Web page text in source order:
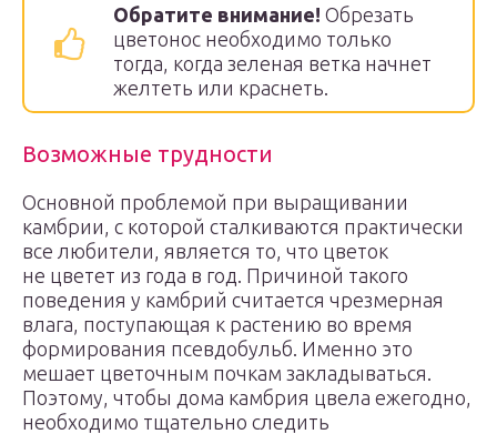
Обратите внимание! Обрезать
цветонос необходимо только
тогда, когда зеленая ветка начнет
желтеть или краснеть.
Возможные трудности
Основной проблемой при выращивании
камбрии, с которой сталкиваются практически
все любители, является то, что цветок
не цветет из года в год. Причиной такого
поведения у камбрий считается чрезмерная
влага, поступающая к растению во время
формирования псевдобульб. Именно это
мешает цветочным почкам закладываться.
Поэтому, чтобы дома камбрия цвела ежегодно,
необходимо тщательно следить